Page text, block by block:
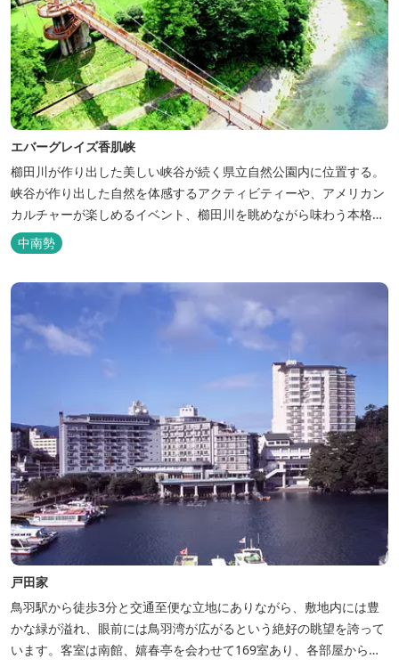
エバーグレイズ香肌峡
櫛田川が作り出した美しい峡谷が続く県立自然公園内に位置する。
峡谷が作り出した自然を体感するアクティビティーや、アメリカン
カルチャーが楽しめるイベント、櫛田川を眺めながら味わう本格的
なアメリカンＢＢＱを体験することができる。 松阪の観光情報は、
松阪観光インフォメーションサイト ワクワ...
中南勢
戸田家
鳥羽駅から徒歩3分と交通至便な立地にありながら、敷地内には豊
かな緑が溢れ、眼前には鳥羽湾が広がるという絶好の眺望を誇って
います。客室は南館、嬉春亭を会わせて169室あり、各部屋からの